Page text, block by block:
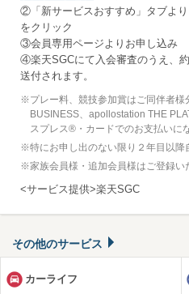
②「新サービスおすすめ」タブより
をクリック
③会員専用ページよりお申し込み
④楽天SGCにて入会審査のうえ、
送付されます。
※プレー料、競技参加賞はご同伴者
BUSINESS、apollostation THE
スプレス®・カードでのお支払いに
※特にお申し出のない限り２年目以降
※家族会員様・追加会員様はご登録い
<サービス提供>楽天SGC
その他のサービス
カーライフ